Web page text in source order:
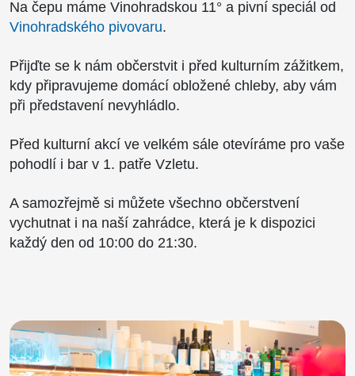
Na čepu máme Vinohradskou 11° a pivní speciál od
Vinohradského pivovaru.
Přijďte se k nám občerstvit i před kulturním zážitkem,
kdy připravujeme domácí obložené chleby, aby vám
při představení nevyhládlo.
Před kulturní akcí ve velkém sále otevíráme pro vaše
pohodlí i bar v 1. patře Vzletu.
A samozřejmě si můžete všechno občerstvení
vychutnat i na naší zahrádce, která je k dispozici
každý den od 10:00 do 21:30.